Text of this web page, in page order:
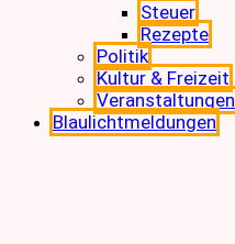
Steuer
Rezepte
Politik
Kultur & Freizeit
Veranstaltungen
Blaulichtmeldungen